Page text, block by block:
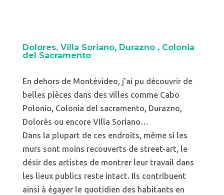
Dolores, Villa Soriano, Durazno , Colonia
del Sacramento
En dehors de Montévideo, j’ai pu découvrir de
belles pièces dans des villes comme Cabo
Polonio, Colonia del sacramento, Durazno,
Dolorès ou encore Villa Soriano…
Dans la plupart de ces endroits, même si les
murs sont moins recouverts de street-art, le
désir des artistes de montrer leur travail dans
les lieux publics reste intact. Ils contribuent
ainsi à égayer le quotidien des habitants en